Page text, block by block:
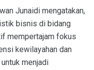
Junaidi mengatakan,
bisnis di bidang
mempertajam fokus
kewilayahan dan
menjadi